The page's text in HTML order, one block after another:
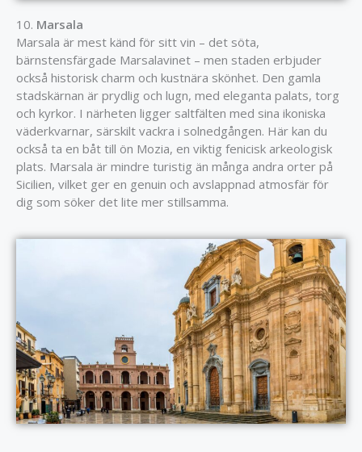
10. Marsala
Marsala är mest känd för sitt vin – det söta,
bärnstensfärgade Marsalavinet – men staden erbjuder
också historisk charm och kustnära skönhet. Den gamla
stadskärnan är prydlig och lugn, med eleganta palats, torg
och kyrkor. I närheten ligger saltfälten med sina ikoniska
väderkvarnar, särskilt vackra i solnedgången. Här kan du
också ta en båt till ön Mozia, en viktig fenicisk arkeologisk
plats. Marsala är mindre turistig än många andra orter på
Sicilien, vilket ger en genuin och avslappnad atmosfär för
dig som söker det lite mer stillsamma.